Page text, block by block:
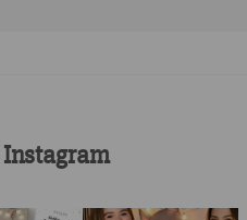
Instagram